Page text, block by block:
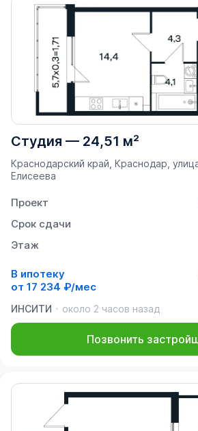
Студия — 24,51 м²
Краснодарский край, Краснодар,
Елисеева
Проект
Срок сдачи
Этаж
В ипотеку
от 17 234 ₽/мес
ИНСИТИ
около 2 часов назад
Позвонить